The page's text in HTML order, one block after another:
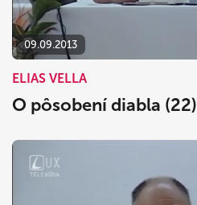
09.09.2013
ELIAS VELLA
O pôsobení diabla (22)